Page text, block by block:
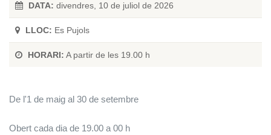
DATA: divendres, 10 de juliol de 2026
LLOC: Es Pujols
HORARI: A partir de les 19.00 h
De l'1 de maig al 30 de setembre
Obert cada dia de 19.00 a 00 h